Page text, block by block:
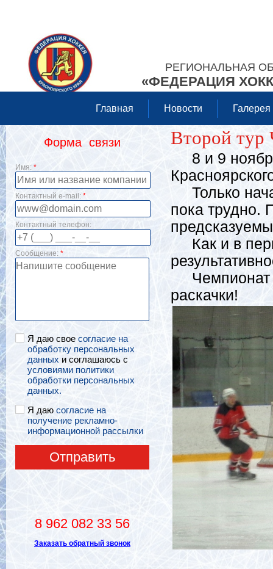
РЕГИОНАЛЬНАЯ
«ФЕДЕРАЦИЯ
Главная Новости Галерея
Форма связи
Имя: *
Контактный e-mail: *
Контактный телефон:
Сообщение: *
Я даю свое согласие на
обработку персональных
данных и соглашаюсь с
условиями политики
обработки персональных
данных.
Я даю согласие на
получение рекламно-
информационной рассылки
Отправить
8 962 082 33 56
Заказать обратный звонок
Второй тур
8 и 9
Только
пока трудно.
Как и в
Чемпионат
раскачки!